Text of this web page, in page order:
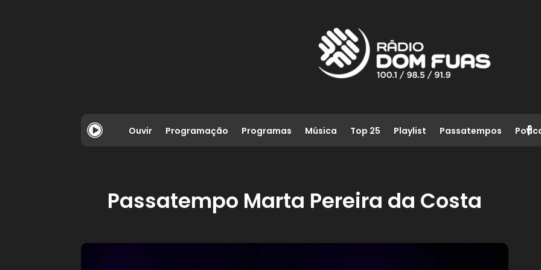
Ouvir Programação Programas Música Top 25 Playlist Passatempos
Passatempo Marta Pereira da Costa